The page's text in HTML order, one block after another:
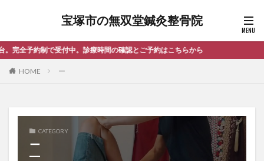
宝塚市の無双堂鍼灸整骨院
。診療時間の確認とご予約はこちらから
HOME ー
CATEGORY
ー